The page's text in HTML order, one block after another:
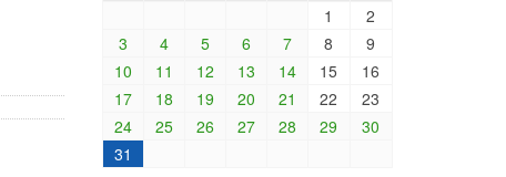
1
2
3
4 5 6 7 8
9
10
11 12 13 14 15
16
17
18 19 20 21 22
23
24
25 26 27 28 29
30
31